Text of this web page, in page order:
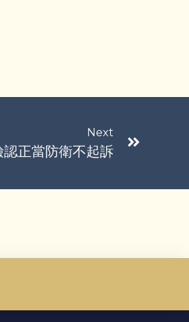
Next
正當防衛不起訴